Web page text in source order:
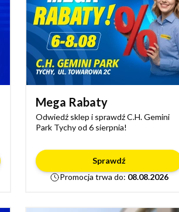
Mega Rabaty
Odwiedź sklep i sprawdź C.H. Gemini
Park Tychy od 6 sierpnia!
Sprawdź
Promocja trwa do: 08.08.2026